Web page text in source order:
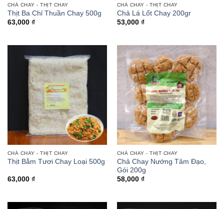
CHẢ CHAY - THỊT CHAY
Thịt Ba Chỉ Thuần Chay 500g
63,000 ₫
CHẢ CHAY - THỊT CHAY
Chả Lá Lốt Chay 200gr
53,000 ₫
CHẢ CHAY - THỊT CHAY
Thịt Bằm Tươi Chay Loại 500g
63,000 ₫
CHẢ CHAY - THỊT CHAY
Chả Chay Nướng Tâm Đạo,
Gói 200g
58,000 ₫